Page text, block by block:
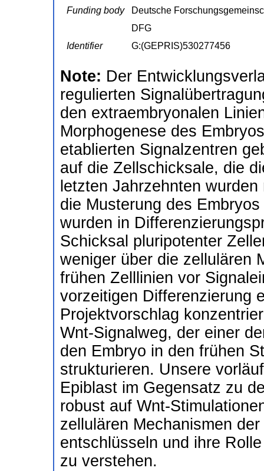
Funding body
Deutsche
DFG
Identifier
G:(GEPRIS)530277456
Note: Der
regulierten
den extraembryonalen
Morphogenese des
etablierten Signalzentren
auf die Zellschicksale, die
letzten Jahrzehnten
die Musterung des
wurden in
Schicksal pluripotenter
weniger über die zellulären
frühen Zelllinien vor
vorzeitigen Differenzierung
Projektvorschlag
Wnt-Signalweg, der einer
den Embryo in den frühen
strukturieren. Unsere
Epiblast im Gegensatz zu
robust auf Wnt-
zellulären Mechanismen
entschlüsseln und ihre
zu verstehen.